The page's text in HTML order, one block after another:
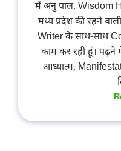
मैं अनु पाल, Wisdom
मध्य प्रदेश की रहने
Writer के साथ-साथ
काम कर रही हूं। पढ़ने
आध्यात्म,